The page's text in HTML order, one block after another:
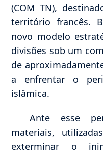
(COM TN),
território francês.
novo modelo
divisões sob um
de
a enfrentar o
islâmica.
Ante esse
materiais,
exterminar o